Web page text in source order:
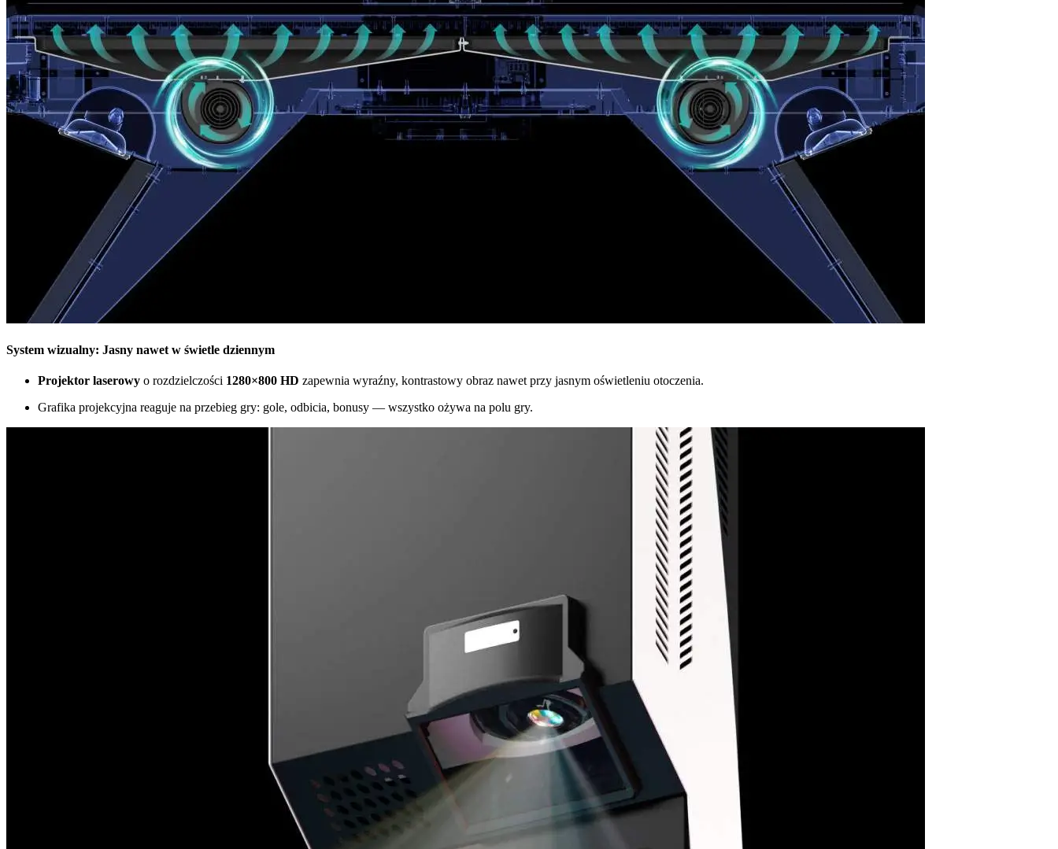
System wizualny: Jasny nawet w świetle dziennym
Projektor laserowy o rozdzielczości 1280×800 HD zapewnia wyraźny, kontrastowy obraz nawet przy jasnym oświetleniu otoczenia.
Grafika projekcyjna reaguje na przebieg gry: gole, odbicia, bonusy — wszystko ożywa na polu gry.